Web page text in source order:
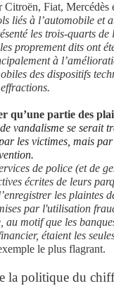
Citroën, Fiat, Mercédès
liés à l’automobile et
les trois-quarts de
proprement dits ont
à
des dispositifs
qu’une partie des
vandalisme se serait
les victimes, mais par
de police (et de
écrites de leurs
les plaintes
par l'utilisation
au motif que les
étaient les
le plus flagrant.
la politique du